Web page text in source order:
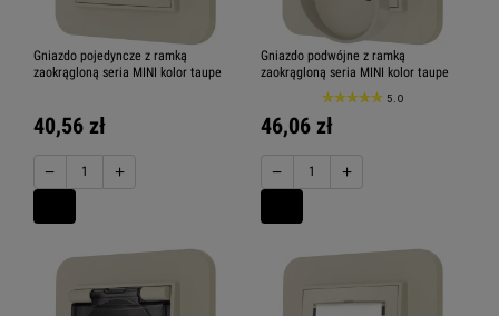
Gniazdo pojedyncze z ramką
zaokrągloną seria MINI kolor taupe
40,56 zł
− +
Gniazdo podwójne z ramką
zaokrągloną seria MINI kolor taupe
5.0
46,06 zł
− +